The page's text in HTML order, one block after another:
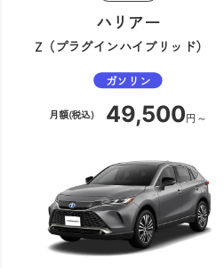
ハリアー
Z（プラグインハイブリッド）
ガソリン
月額(税込) 49,500円～